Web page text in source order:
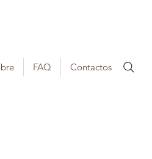
FAQ Contactos